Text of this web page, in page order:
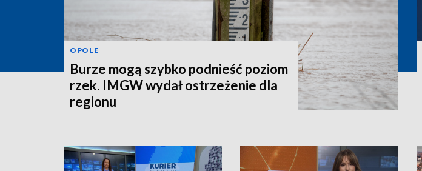
OPOLE
Burze mogą szybko podnieść poziom
rzek. IMGW wydał ostrzeżenie dla
regionu